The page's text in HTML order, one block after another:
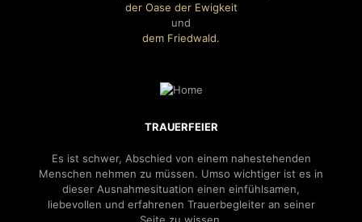
der Oase der Ewigkeit
und
dem Friedwald.
TRAUERFEIER
Es ist schwer, Abschied von einem nahestehenden
Menschen nehmen zu müssen. Umso wichtiger ist es in
dieser Ausnahmesituation einen einfühlsamen,
liebevollen und erfahrenen Trauerbegleiter an seiner